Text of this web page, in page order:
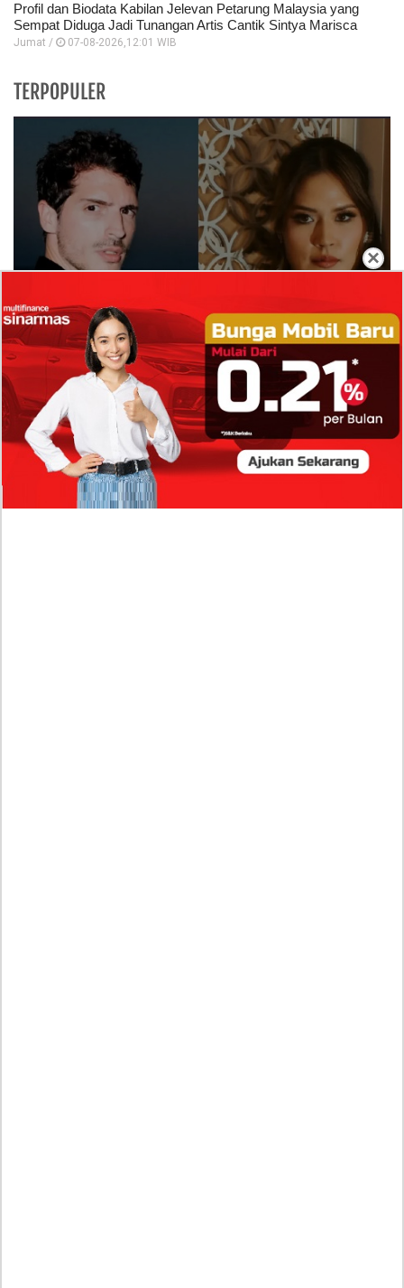
×
Profil dan Biodata Kabilan Jelevan Petarung Malaysia yang
Sempat Diduga Jadi Tunangan Artis Cantik Sintya Marisca
Jumat / 07-08-2026,12:01 WIB
TERPOPULER
Isi Komentar Raisa Andriana di TikTok Mathis
Molinie Terkuak, Diduga jadi Isyarat Go
Publik?
Profil Biodata Mathis Molinié, Chef Prancis Pacar
Baru Raisa Andriana yang Kini Resmi Go Publik?
Sumber Penghasilan Asila Maisa Apa Saja? Dituding
Beli Barang Branded Pakai Uang Ayah yang Jadi
Wabup!